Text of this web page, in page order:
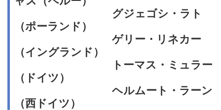
グジェゴシ・ラト
（ポーランド）
ゲリー・リネカー
（イングランド）
トーマス・ミュラー
（ドイツ）
ヘルムート・ラーン
（西ドイツ）